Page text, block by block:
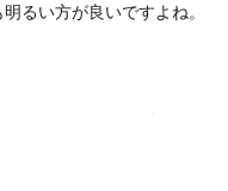
るい方が良いですよね。